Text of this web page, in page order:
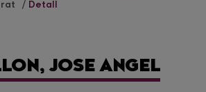
Detall
JOSE ANGEL